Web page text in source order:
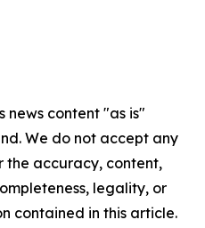
news content "as is"
We do not accept any
the accuracy, content,
legality, or
contained in this article.